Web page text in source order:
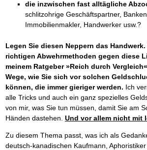
die inzwischen fast alltägliche
schlitzohrige Geschäftspartner,
Immobilienmakler, Handwerker usw.?
Legen Sie diesen Neppern das
richtigen Abwehrmethoden gegen diese
meinem Ratgeber »Reich durch
Wege, wie Sie sich vor solchen
können, die immer gieriger werden. Ich
alle Tricks und auch ein ganz spezielles
von mir, was Sie tun müssen, damit Sie am
Händen dastehen. Und vor allem nicht mit
Zu diesem Thema passt, was ich als
deutsch-kanadischen Kaufmann,